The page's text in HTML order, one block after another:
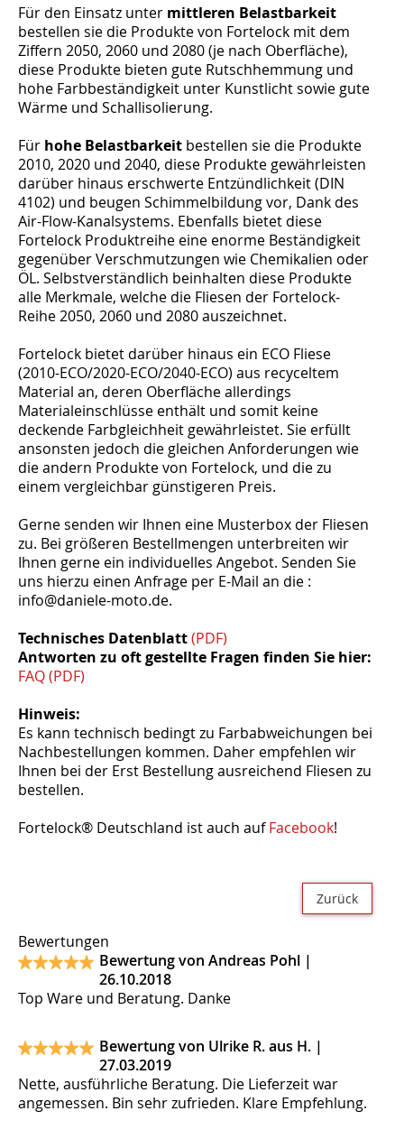
Für den Einsatz unter mittleren Belastbarkeit
bestellen sie die Produkte von Fortelock mit dem
Ziffern 2050, 2060 und 2080 (je nach Oberfläche),
diese Produkte bieten gute Rutschhemmung und
hohe Farbbeständigkeit unter Kunstlicht sowie gute
Wärme und Schallisolierung.
Für hohe Belastbarkeit bestellen sie die Produkte
2010, 2020 und 2040, diese Produkte gewährleisten
darüber hinaus erschwerte Entzündlichkeit (DIN
4102) und beugen Schimmelbildung vor, Dank des
Air-Flow-Kanalsystems. Ebenfalls bietet diese
Fortelock Produktreihe eine enorme Beständigkeit
gegenüber Verschmutzungen wie Chemikalien oder
ÖL. Selbstverständlich beinhalten diese Produkte
alle Merkmale, welche die Fliesen der Fortelock-
Reihe 2050, 2060 und 2080 auszeichnet.
Fortelock bietet darüber hinaus ein ECO Fliese
(2010-ECO/2020-ECO/2040-ECO) aus recyceltem
Material an, deren Oberfläche allerdings
Materialeinschlüsse enthält und somit keine
deckende Farbgleichheit gewährleistet. Sie erfüllt
ansonsten jedoch die gleichen Anforderungen wie
die andern Produkte von Fortelock, und die zu
einem vergleichbar günstigeren Preis.
Gerne senden wir Ihnen eine Musterbox der Fliesen
zu. Bei größeren Bestellmengen unterbreiten wir
Ihnen gerne ein individuelles Angebot. Senden Sie
uns hierzu einen Anfrage per E-Mail an die :
info@daniele-moto.de.
Technisches Datenblatt(PDF)
Antworten zu oft gestellte Fragen finden Sie hier:
FAQ (PDF)
Hinweis:
Es kann technisch bedingt zu Farbabweichungen bei
Nachbestellungen kommen. Daher empfehlen wir
Ihnen bei der Erst Bestellung ausreichend Fliesen zu
bestellen.
Fortelock® Deutschland ist auch aufFacebook!
Zurück
Bewertungen
Bewertung von Andreas Pohl |
26.10.2018
Top Ware und Beratung. Danke
Bewertung von Ulrike R. aus H. |
27.03.2019
Nette, ausführliche Beratung. Die Lieferzeit war
angemessen. Bin sehr zufrieden. Klare Empfehlung.